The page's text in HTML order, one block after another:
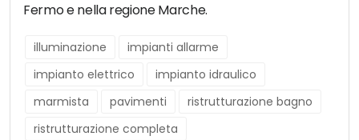
Fermo e nella regione Marche.
illuminazione
impianti allarme
impianto elettrico
impianto idraulico
marmista
pavimenti
ristrutturazione bagno
ristrutturazione completa